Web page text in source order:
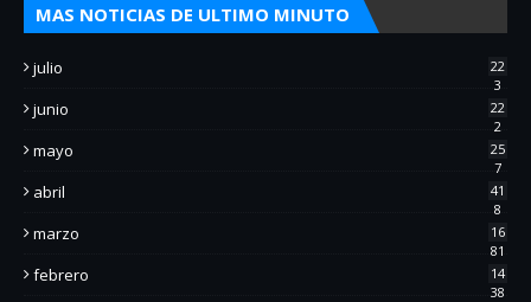
MAS NOTICIAS DE ULTIMO MINUTO
julio
22
3
junio
22
2
mayo
25
7
abril
41
8
marzo
16
81
febrero
14
38